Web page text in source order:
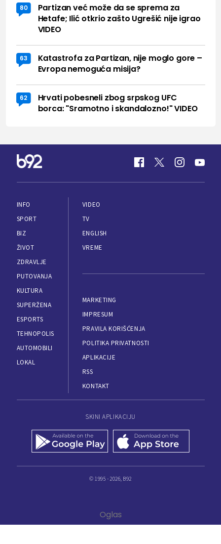
80
Partizan već može da se sprema za
Hetafe; Ilić otkrio zašto Ugrešić nije igrao
VIDEO
63
Katastrofa za Partizan, nije moglo gore –
Evropa nemoguća misija?
62
Hrvati pobesneli zbog srpskog UFC
borca: "Sramotno i skandalozno!" VIDEO
INFO
SPORT
BIZ
ŽIVOT
ZDRAVLJE
PUTOVANJA
KULTURA
SUPERŽENA
ESPORTS
TEHNOPOLIS
AUTOMOBILI
LOKAL
VIDEO
TV
ENGLISH
VREME
MARKETING
IMPRESUM
PRAVILA KORIŠĆENJA
POLITIKA PRIVATNOSTI
APLIKACIJE
RSS
KONTAKT
SKINI APLIKACIJU
© 1995 - 2026, B92